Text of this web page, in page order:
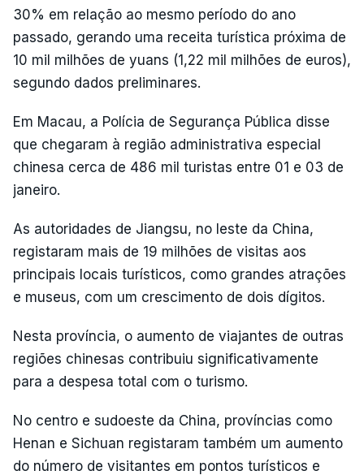
30% em relação ao mesmo período do ano
passado, gerando uma receita turística próxima de
10 mil milhões de yuans (1,22 mil milhões de euros),
segundo dados preliminares.
Em Macau, a Polícia de Segurança Pública disse
que chegaram à região administrativa especial
chinesa cerca de 486 mil turistas entre 01 e 03 de
janeiro.
As autoridades de Jiangsu, no leste da China,
registaram mais de 19 milhões de visitas aos
principais locais turísticos, como grandes atrações
e museus, com um crescimento de dois dígitos.
Nesta província, o aumento de viajantes de outras
regiões chinesas contribuiu significativamente
para a despesa total com o turismo.
No centro e sudoeste da China, províncias como
Henan e Sichuan registaram também um aumento
do número de visitantes em pontos turísticos e